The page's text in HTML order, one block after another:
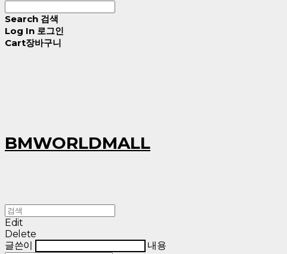
Search 검색
Log In 로그인
Cart장바구니
BMWORLDMALL
Edit
Delete
글쓴이
내용